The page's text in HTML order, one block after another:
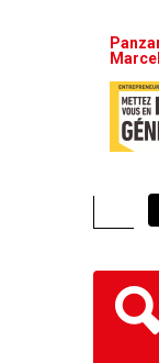
Marcel